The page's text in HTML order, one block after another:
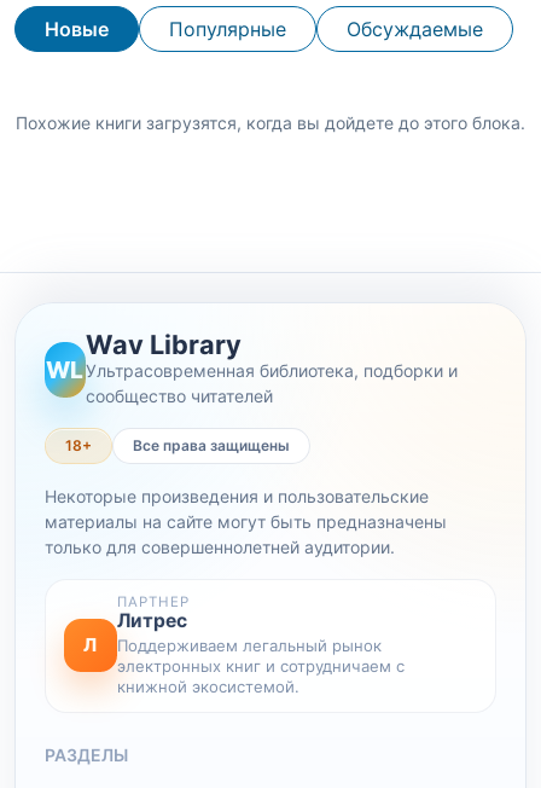
Новые Популярные Обсуждаемые
Похожие книги загрузятся, когда вы дойдете до этого блока.
WL
Wav Library
Ультрасовременная библиотека, подборки и
сообщество читателей
18+ Все права защищены
Некоторые произведения и пользовательские
материалы на сайте могут быть предназначены
только для совершеннолетней аудитории.
Л
ПАРТНЕР
Литрес
Поддерживаем легальный рынок
электронных книг и сотрудничаем с
книжной экосистемой.
РАЗДЕЛЫ